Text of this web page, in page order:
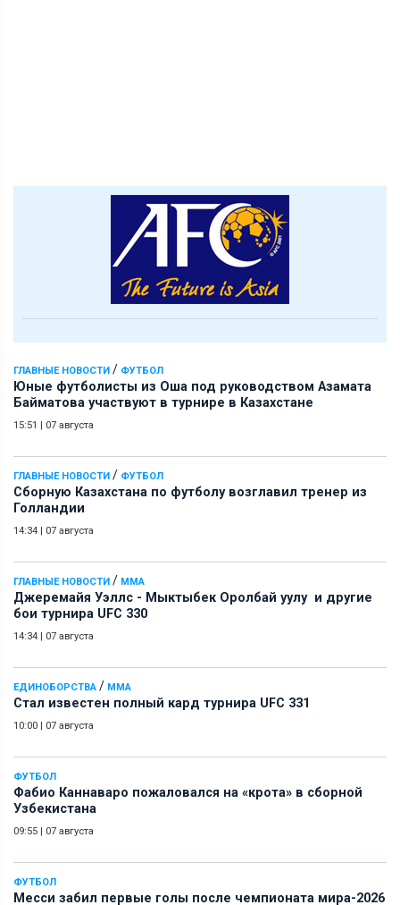
ГЛАВНЫЕ НОВОСТИ / ФУТБОЛ
Юные футболисты из Оша под руководством Азамата
Байматова участвуют в турнире в Казахстане
15:51 | 07 августа
ГЛАВНЫЕ НОВОСТИ / ФУТБОЛ
Сборную Казахстана по футболу возглавил тренер из
Голландии
14:34 | 07 августа
ГЛАВНЫЕ НОВОСТИ / ММА
Джеремайя Уэллс - Мыктыбек Оролбай уулу и другие
бои турнира UFC 330
14:34 | 07 августа
ЕДИНОБОРСТВА / ММА
Стал известен полный кард турнира UFC 331
10:00 | 07 августа
ФУТБОЛ
Фабио Каннаваро пожаловался на «крота» в сборной
Узбекистана
09:55 | 07 августа
ФУТБОЛ
Месси забил первые голы после чемпионата мира-2026